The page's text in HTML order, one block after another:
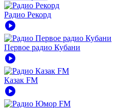
Радио Рекорд
play_circle
Первое радио Кубани
play_circle
Казак FM
play_circle